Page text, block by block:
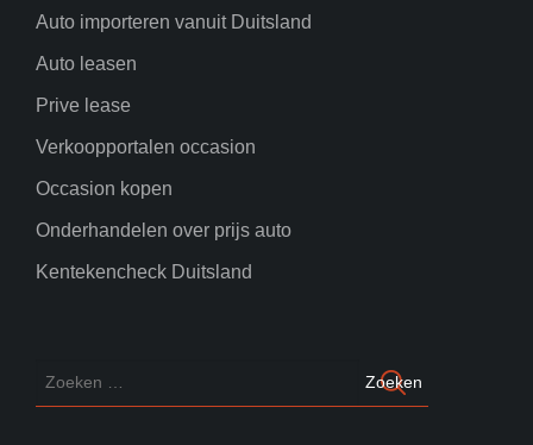
Auto importeren vanuit Duitsland
Auto leasen
Prive lease
Verkoopportalen occasion
Occasion kopen
Onderhandelen over prijs auto
Kentekencheck Duitsland